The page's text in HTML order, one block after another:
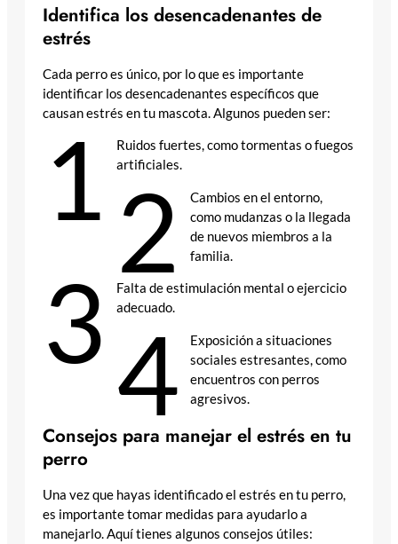
Identifica los desencadenantes de
estrés
Cada perro es único, por lo que es importante
identificar los desencadenantes específicos que
causan estrés en tu mascota. Algunos pueden ser:
1
Ruidos fuertes, como tormentas o fuegos
artificiales.
2
Cambios en el entorno,
como mudanzas o la llegada
de nuevos miembros a la
familia.
3
Falta de estimulación mental o ejercicio
adecuado.
4
Exposición a situaciones
sociales estresantes, como
encuentros con perros
agresivos.
Consejos para manejar el estrés en tu
perro
Una vez que hayas identificado el estrés en tu perro,
es importante tomar medidas para ayudarlo a
manejarlo. Aquí tienes algunos consejos útiles: